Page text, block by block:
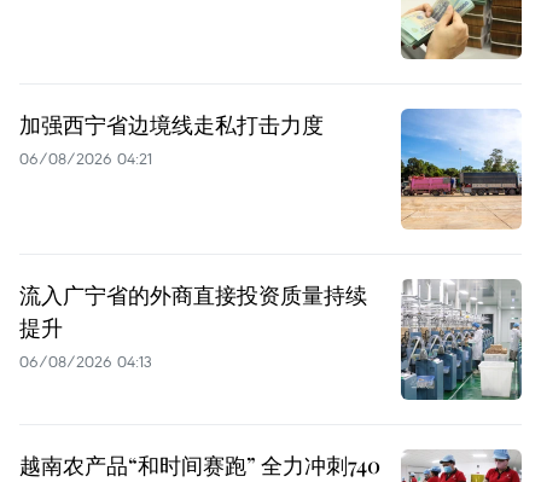
加强西宁省边境线走私打击力度
06/08/2026 04:21
流入广宁省的外商直接投资质量持续
提升
06/08/2026 04:13
越南农产品“和时间赛跑” 全力冲刺740